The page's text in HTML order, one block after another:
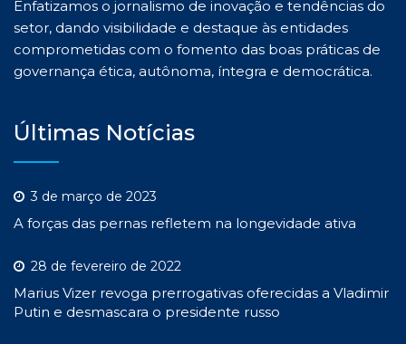
Enfatizamos o jornalismo de inovação e tendências do
setor, dando visibilidade e destaque às entidades
comprometidas com o fomento das boas práticas de
governança ética, autônoma, íntegra e democrática.
Últimas Notícias
3 de março de 2023
A forças das pernas refletem na longevidade ativa
28 de fevereiro de 2022
Marius Vizer revoga prerrogativas oferecidas a Vladimir
Putin e desmascara o presidente russo